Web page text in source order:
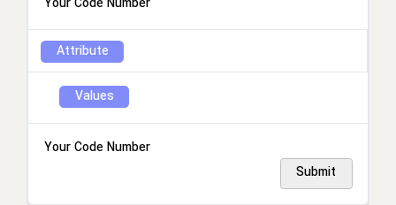
Attribute
Values
Your Code Number
Submit